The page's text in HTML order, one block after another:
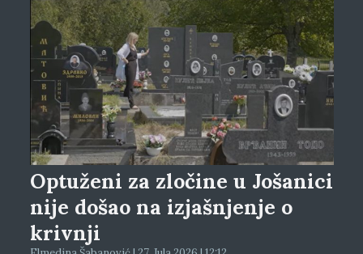
Optuženi za zločine u Jošanici
nije došao na izjašnjenje o
krivnji